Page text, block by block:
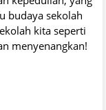
budaya sekolah
kita seperti
menyenangkan!
S.Pd.